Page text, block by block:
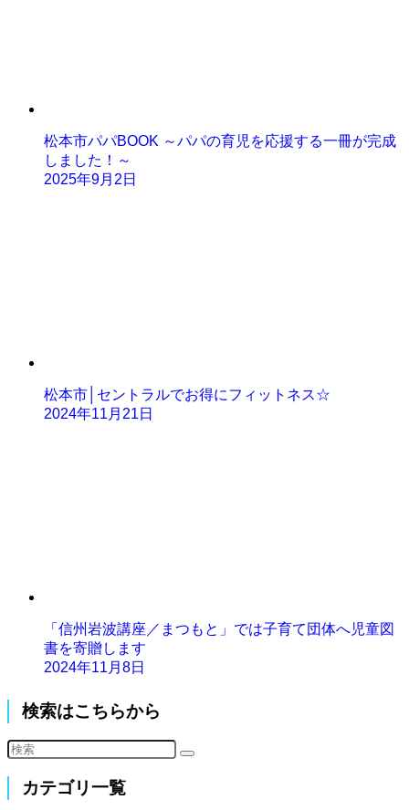
松本市パパBOOK ～パパの育児を応援する一冊が完成
しました！～
2025年9月2日
松本市│セントラルでお得にフィットネス☆
2024年11月21日
「信州岩波講座／まつもと」では子育て団体へ児童図
書を寄贈します
2024年11月8日
検索はこちらから
カテゴリ一覧